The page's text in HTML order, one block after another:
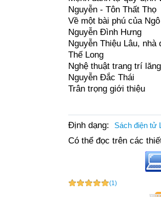
Nguyễn - Tôn Thất Thọ
Về một bài phú của
Nguyễn Đình Hưng
Nguyễn Thiệu Lâu,
Thế Long
Nghệ thuật trang trí
Nguyễn Đắc Thái
Trân trọng giới thiệu
Định dạng: Sách điện tử
Có thể đọc trên các
(1)